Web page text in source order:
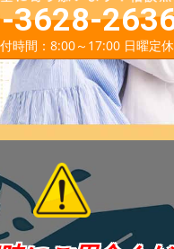
3628-
時間：8:00～17:00 日曜定休